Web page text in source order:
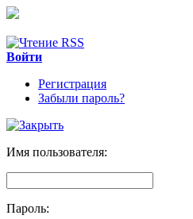
Войти
Регистрация
Забыли пароль?
Имя пользователя:
Пароль: